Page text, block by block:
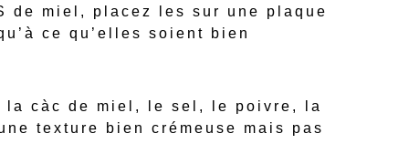
de miel, placez les sur une plaque
ce qu’elles soient bien
la càc de miel, le sel, le poivre, la
texture bien crémeuse mais pas